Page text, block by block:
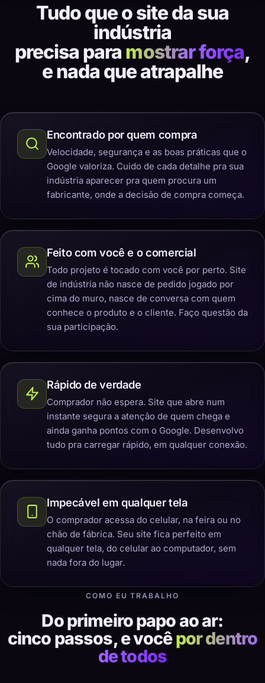
Tudo que o site da sua
indústria
precisa para mostrar força,
e nada que atrapalhe
Encontrado por quem compra
Velocidade, segurança e as boas práticas que o
Google valoriza. Cuido de cada detalhe pra sua
indústria aparecer pra quem procura um
fabricante, onde a decisão de compra começa.
Feito com você e o comercial
Todo projeto é tocado com você por perto. Site
de indústria não nasce de pedido jogado por
cima do muro, nasce de conversa com quem
conhece o produto e o cliente. Faço questão da
sua participação.
Rápido de verdade
Comprador não espera. Site que abre num
instante segura a atenção de quem chega e
ainda ganha pontos com o Google. Desenvolvo
tudo pra carregar rápido, em qualquer conexão.
Impecável em qualquer tela
O comprador acessa do celular, na feira ou no
chão de fábrica. Seu site fica perfeito em
qualquer tela, do celular ao computador, sem
nada fora do lugar.
COMO EU TRABALHO
Do primeiro papo ao ar:
cinco passos, e vocêpor dentro
de todos